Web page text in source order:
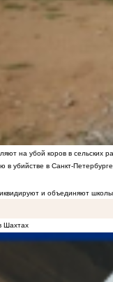
на убой коров в сельских
в убийстве в Санкт-Петербурге
и объединяют
Шахтах